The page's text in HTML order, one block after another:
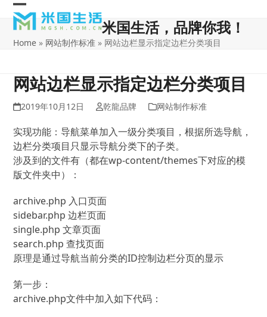
Skip
content
Open
mobile
Close
mobile
米国生活，品牌你我！
Home » 网站制作标准 » 网站边栏显示指定边栏分类项目
网站边栏显示指定边栏分类项目
2019年10月12日 乾龍品牌 网站制作标准
实现功能：导航菜单加入一级分类项目，根据所选导航，
边栏分类项目只显示导航分类下的子类。
涉及到的文件有（都在wp-content/themes下对应的模
版文件夹中）：
archive.php 入口页面
sidebar.php 边栏页面
single.php 文章页面
search.php 查找页面
原理是通过导航当前分类的ID控制边栏分页的显示
第一步：
archive.php文件中加入如下代码：